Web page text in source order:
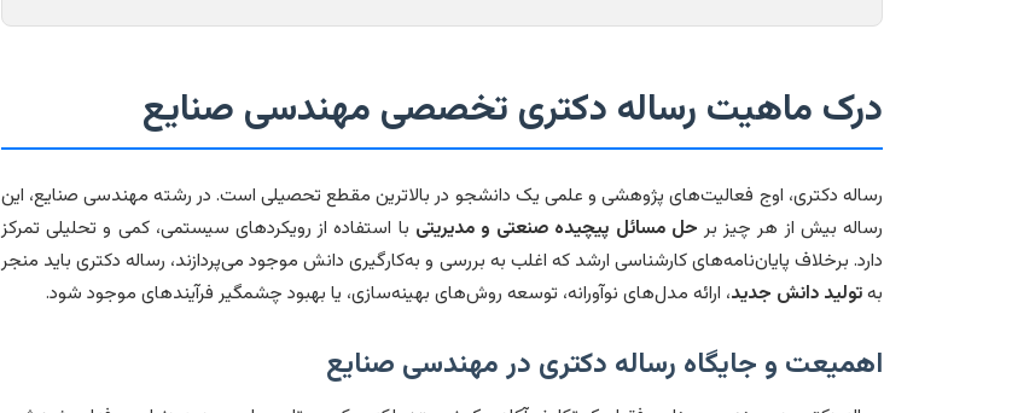
درک ماهیت رساله دکتری تخصصی مهندسی صنایع
رساله دکتری، اوج فعالیت‌های پژوهشی و علمی یک دانشجو در بالاترین مقطع تحصیلی است. در رشته مهندسی صنایع، این
رساله بیش از هر چیز بر حل مسائل پیچیده صنعتی و مدیریتی با استفاده از رویکردهای سیستمی، کمی و تحلیلی تمرکز
دارد. برخلاف پایان‌نامه‌های کارشناسی ارشد که اغلب به بررسی و به‌کارگیری دانش موجود می‌پردازند، رساله دکتری باید منجر
بهتولید دانش جدید، ارائه مدل‌های نوآورانه، توسعه روش‌های بهینه‌سازی، یا بهبود چشمگیر فرآیندهای موجود شود.
اهمیعت و جایگاه رساله دکتری در مهندسی صنایع